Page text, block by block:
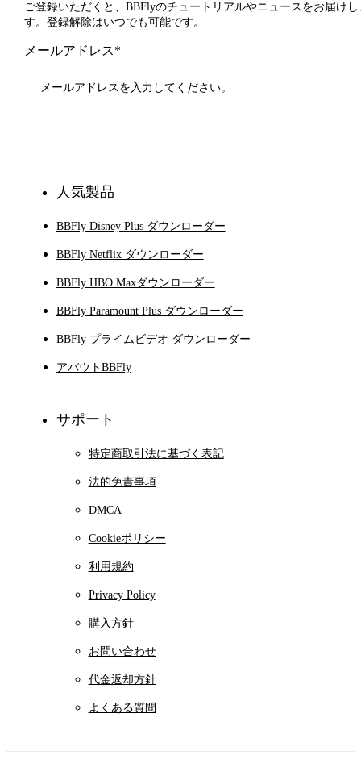
ご登録いただくと、BBFlyのチュートリアルやニュースをお届けし
す。登録解除はいつでも可能です。
メールアドレス*
人気製品
BBFly Disney Plus ダウンローダー
BBFly Netflix ダウンローダー
BBFly HBO Maxダウンローダー
BBFly Paramount Plus ダウンローダー
BBFly プライムビデオ ダウンローダー
アバウトBBFly
サポート
特定商取引法に基づく表記
法的免責事項
DMCA
Cookieポリシー
利用規約
Privacy Policy
購入方針
お問い合わせ
代金返却方針
よくある質問